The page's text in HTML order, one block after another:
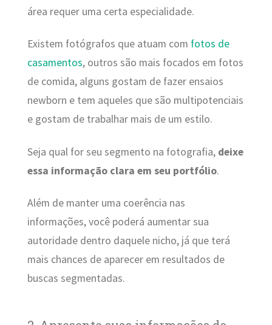
área requer uma certa especialidade.
Existem fotógrafos que atuam com fotos de
casamentos, outros são mais focados em fotos
de comida, alguns gostam de fazer ensaios
newborn e tem aqueles que são multipotenciais
e gostam de trabalhar mais de um estilo.
Seja qual for seu segmento na fotografia, deixe
essa informação clara em seu portfólio.
Além de manter uma coerência nas
informações, você poderá aumentar sua
autoridade dentro daquele nicho, já que terá
mais chances de aparecer em resultados de
buscas segmentadas.